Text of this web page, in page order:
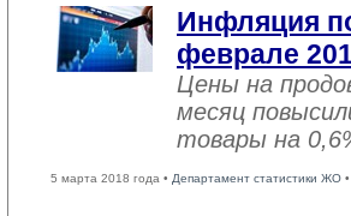
Инфляция
феврале
Цены на
месяц
товары на
5 марта 2018 года • Департамент статистики ЖО